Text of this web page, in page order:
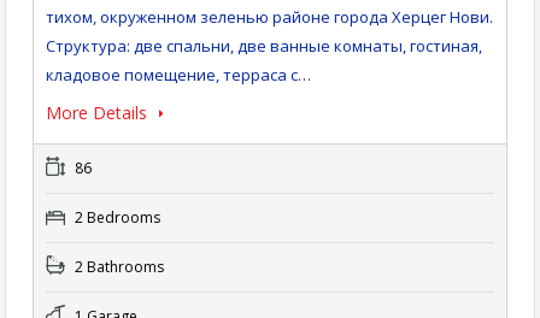
тихом, окруженном зеленью районе города Херцег Нови.
Структура: две спальни, две ванные комнаты, гостиная,
кладовое помещение, терраса с…
More Details
86
2 Bedrooms
2 Bathrooms